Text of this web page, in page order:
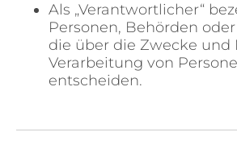
Als „Verantwortlicher“
Personen, Behörden
die über die Zwecke und
Verarbeitung von
entscheiden.